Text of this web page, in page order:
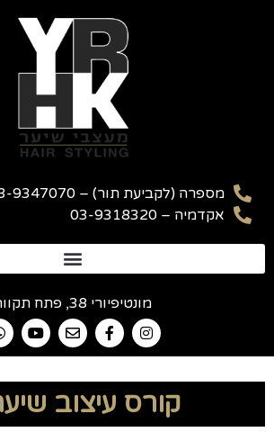
מספרה (לקביעת תור) – 03-9347070
אקדמיה – 03-9318320
מונטיפיורי 38, פתח תקווה
קורס עיצוב שיער